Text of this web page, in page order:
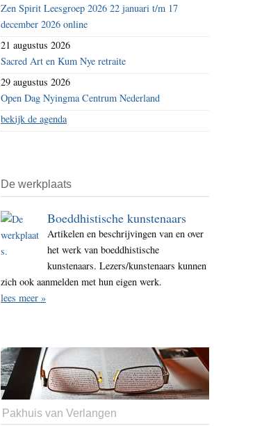
Zen Spirit Leesgroep 2026 22 januari t/m 17
december 2026 online
21 augustus 2026
Sacred Art en Kum Nye retraite
29 augustus 2026
Open Dag Nyingma Centrum Nederland
bekijk de agenda
De werkplaats
Boeddhistische kunstenaars
Artikelen en beschrijvingen van en over
het werk van boeddhistische
kunstenaars. Lezers/kunstenaars kunnen
zich ook aanmelden met hun eigen werk.
lees meer »
Pakhuis van Verlangen